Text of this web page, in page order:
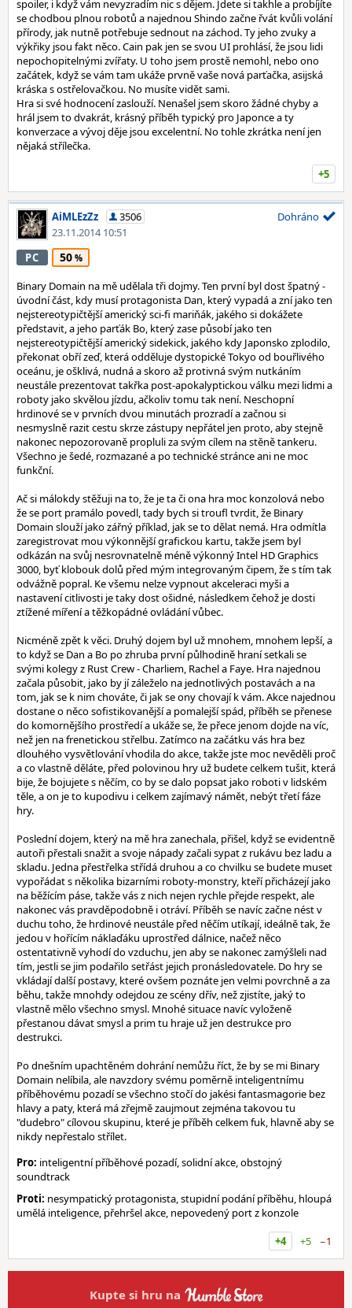
spoiler, i když vám nevyzradím nic s dějem. Jdete si takhle a probíjíte
se chodbou plnou robotů a najednou Shindo začne řvát kvůli volání
přírody, jak nutně potřebuje sednout na záchod. Ty jeho zvuky a
výkřiky jsou fakt něco. Cain pak jen se svou UI prohlásí, že jsou lidi
nepochopitelnými zvířaty. U toho jsem prostě nemohl, nebo ono
začátek, když se vám tam ukáže prvně vaše nová parťačka, asijská
kráska s ostřelovačkou. No musíte vidět sami.
Hra si své hodnocení zaslouží. Nenašel jsem skoro žádné chyby a
hrál jsem to dvakrát, krásný příběh typický pro Japonce a ty
konverzace a vývoj děje jsou excelentní. No tohle zkrátka není jen
nějaká střílečka.
+5
AiMLEzZz
3506
23.11.2014 10:51
Dohráno
PC 50
Binary Domain na mě udělala tři dojmy. Ten první byl dost špatný -
úvodní část, kdy musí protagonista Dan, který vypadá a zní jako ten
nejstereotypičtější americký sci-fi mariňák, jakého si dokážete
představit, a jeho parťák Bo, který zase působí jako ten
nejstereotypičtější americký sidekick, jakého kdy Japonsko zplodilo,
překonat obří zeď, která odděluje dystopické Tokyo od bouřlivého
oceánu, je ošklivá, nudná a skoro až protivná svým nutkáním
neustále prezentovat takřka post-apokalyptickou válku mezi lidmi a
roboty jako skvělou jízdu, ačkoliv tomu tak není. Neschopní
hrdinové se v prvních dvou minutách prozradí a začnou si
nesmyslně razit cestu skrze zástupy nepřátel jen proto, aby stejně
nakonec nepozorovaně propluli za svým cílem na stěně tankeru.
Všechno je šedé, rozmazané a po technické stránce ani ne moc
funkční.
Ač si málokdy stěžuji na to, že je ta či ona hra moc konzolová nebo
že se port pramálo povedl, tady bych si troufl tvrdit, že Binary
Domain slouží jako zářný příklad, jak se to dělat nemá. Hra odmítla
zaregistrovat mou výkonnější grafickou kartu, takže jsem byl
odkázán na svůj nesrovnatelně méně výkonný Intel HD Graphics
3000, byť klobouk dolů před mým integrovaným čipem, že s tím tak
odvážně popral. Ke všemu nelze vypnout akceleraci myši a
nastavení citlivosti je taky dost ošidné, následkem čehož je dosti
ztížené míření a těžkopádné ovládání vůbec.
Nicméně zpět k věci. Druhý dojem byl už mnohem, mnohem lepší, a
to když se Dan a Bo po zhruba první půlhodině hraní setkali se
svými kolegy z Rust Crew - Charliem, Rachel a Faye. Hra najednou
začala působit, jako by jí záleželo na jednotlivých postavách a na
tom, jak se k nim chováte, či jak se ony chovají k vám. Akce najednou
dostane o něco sofistikovanější a pomalejší spád, příběh se přenese
do komornějšího prostředí a ukáže se, že přece jenom dojde na víc,
než jen na frenetickou střelbu. Zatímco na začátku vás hra bez
dlouhého vysvětlování vhodila do akce, takže jste moc nevěděli proč
a co vlastně děláte, před polovinou hry už budete celkem tušit, která
bije, že bojujete s něčím, co by se dalo popsat jako roboti v lidském
těle, a on je to kupodivu i celkem zajímavý námět, nebýt třetí fáze
hry.
Poslední dojem, který na mě hra zanechala, přišel, když se evidentně
autoři přestali snažit a svoje nápady začali sypat z rukávu bez ladu a
skladu. Jedna přestřelka střídá druhou a co chvilku se budete muset
vypořádat s několika bizarními roboty-monstry, kteří přicházejí jako
na běžícím páse, takže vás z nich nejen rychle přejde respekt, ale
nakonec vás pravděpodobně i otráví. Příběh se navíc začne nést v
duchu toho, že hrdinové neustále před něčím utíkají, ideálně tak, že
jedou v hořícím náklaďáku uprostřed dálnice, načež něco
ostentativně vyhodí do vzduchu, jen aby se nakonec zamýšleli nad
tím, jestli se jim podařilo setřást jejich pronásledovatele. Do hry se
vkládají další postavy, které ovšem poznáte jen velmi povrchně a za
běhu, takže mnohdy odejdou ze scény dřív, než zjistíte, jaký to
vlastně mělo všechno smysl. Mnohé situace navíc vyloženě
přestanou dávat smysl a prim tu hraje už jen destrukce pro
destrukci.
Po dnešním upachtěném dohrání nemůžu říct, že by se mi Binary
Domain nelíbila, ale navzdory svému poměrně inteligentnímu
příběhovému pozadí se všechno stočí do jakési fantasmagorie bez
hlavy a paty, která má zřejmě zaujmout zejména takovou tu
"dudebro" cílovou skupinu, které je příběh celkem fuk, hlavně aby se
nikdy nepřestalo střílet.
Pro: inteligentní příběhové pozadí, solidní akce, obstojný
soundtrack
Proti: nesympatický protagonista, stupidní podání příběhu, hloupá
umělá inteligence, přehršel akce, nepovedený port z konzole
+4
+5 −1
Kupte si hru na